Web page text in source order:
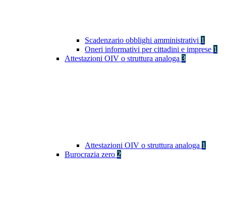
Scadenzario obblighi amministrativi 1
Oneri informativi per cittadini e imprese 1
Attestazioni OIV o struttura analoga 3
Attestazioni OIV o struttura analoga 1
Burocrazia zero 2